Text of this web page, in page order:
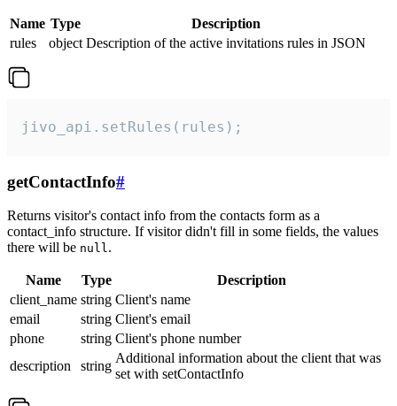
Name Type
Description
rules
object Description of the active invitations rules in JSON
jivo_api.setRules(rules);
getContactInfo#
Returns visitor's contact info from the contacts form as a
contact_info structure. If visitor didn't fill in some fields, the values
there will be null.
Name Type
Description
client_name string Client's name
email
string Client's email
phone
string Client's phone number
description
string
Additional information about the client that was
set with setContactInfo